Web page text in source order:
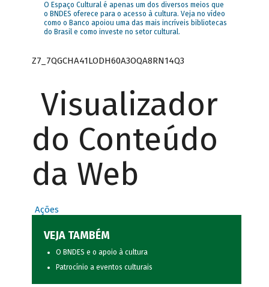
O Espaço Cultural é apenas um dos diversos meios que
o BNDES oferece para o acesso à cultura. Veja no vídeo
como o Banco apoiou uma das mais incríveis bibliotecas
do Brasil e como investe no setor cultural.
Z7_7QGCHA41LODH60A3OQA8RN14Q3
Visualizador
do Conteúdo
da Web
Ações
VEJA TAMBÉM
O BNDES e o apoio à cultura
Patrocínio a eventos culturais